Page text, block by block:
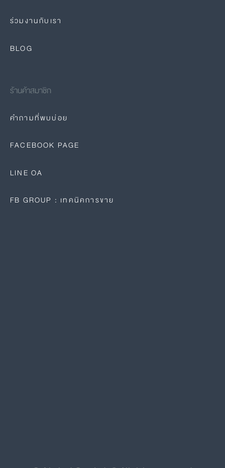
ร่วมงานกับเรา
BLOG
ร้านค้าสมาชิก
คำถามที่พบบ่อย
FACEBOOK PAGE
LINE OA
FB GROUP : เทคนิคการขาย